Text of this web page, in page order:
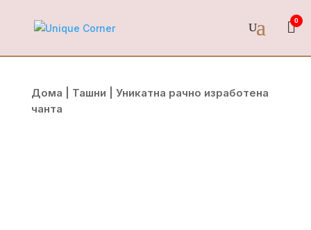
0
Дома Ташни | Уникатна рачно изработена
чанта